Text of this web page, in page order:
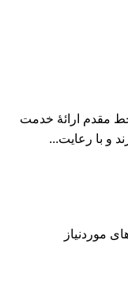
مقدم ارائۀ خدمت
و با رعایت...
موردنیاز